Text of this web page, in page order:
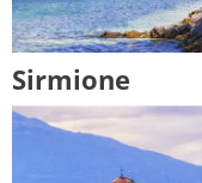
Sirmione